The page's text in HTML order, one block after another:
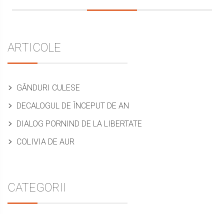
Sidebar
ARTICOLE
GÂNDURI CULESE
DECALOGUL DE ÎNCEPUT DE AN
DIALOG PORNIND DE LA LIBERTATE
COLIVIA DE AUR
CATEGORII